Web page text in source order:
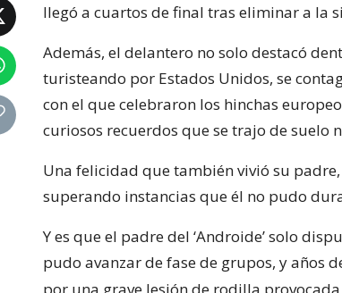
llegó a cuartos de final tras eliminar a la
Además, el delantero no solo destacó
turisteando por Estados Unidos, se
con el que celebraron los hinchas
curiosos recuerdos que se trajo de suelo
Una felicidad que también vivió su padre,
superando instancias que él no pudo
Y es que el padre del ‘Androide’ solo
pudo avanzar de fase de grupos, y años
por una grave lesión de rodilla